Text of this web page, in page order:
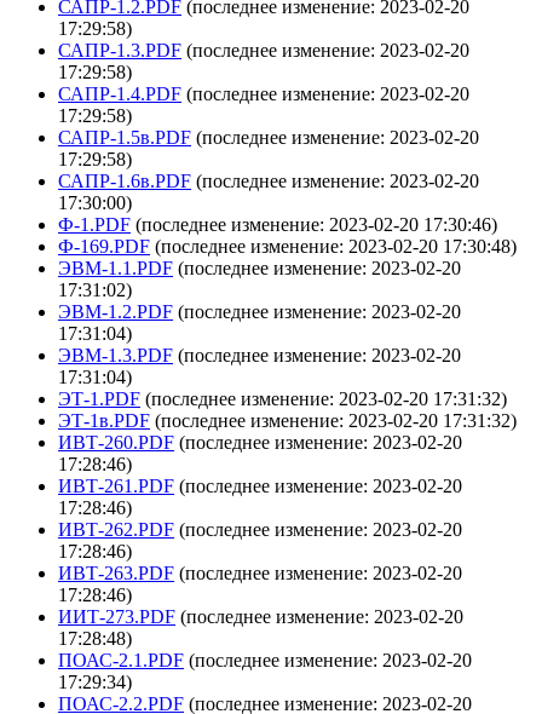
САПР-1.2.PDF (последнее изменение: 2023-02-20
17:29:58)
САПР-1.3.PDF (последнее изменение: 2023-02-20
17:29:58)
САПР-1.4.PDF (последнее изменение: 2023-02-20
17:29:58)
САПР-1.5в.PDF (последнее изменение: 2023-02-20
17:29:58)
САПР-1.6в.PDF (последнее изменение: 2023-02-20
17:30:00)
Ф-1.PDF (последнее изменение: 2023-02-20 17:30:46)
Ф-169.PDF (последнее изменение: 2023-02-20 17:30:48)
ЭВМ-1.1.PDF (последнее изменение: 2023-02-20
17:31:02)
ЭВМ-1.2.PDF (последнее изменение: 2023-02-20
17:31:04)
ЭВМ-1.3.PDF (последнее изменение: 2023-02-20
17:31:04)
ЭТ-1.PDF (последнее изменение: 2023-02-20 17:31:32)
ЭТ-1в.PDF (последнее изменение: 2023-02-20 17:31:32)
ИВТ-260.PDF (последнее изменение: 2023-02-20
17:28:46)
ИВТ-261.PDF (последнее изменение: 2023-02-20
17:28:46)
ИВТ-262.PDF (последнее изменение: 2023-02-20
17:28:46)
ИВТ-263.PDF (последнее изменение: 2023-02-20
17:28:46)
ИИТ-273.PDF (последнее изменение: 2023-02-20
17:28:48)
ПОАС-2.1.PDF (последнее изменение: 2023-02-20
17:29:34)
ПОАС-2.2.PDF (последнее изменение: 2023-02-20